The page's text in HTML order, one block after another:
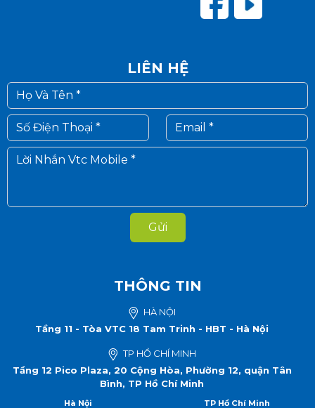
LIÊN HỆ
Gửi
THÔNG TIN
HÀ NỘI
Tầng 11 - Tòa VTC 18 Tam Trinh - HBT - Hà Nội
TP HỒ CHÍ MINH
Tầng 12 Pico Plaza, 20 Cộng Hòa, Phường 12, quận Tân
Bình, TP Hồ Chí Minh
Hà Nội TP Hồ Chí Minh